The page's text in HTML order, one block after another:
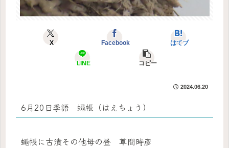
X Facebook はてブ
LINE コピー
2024.06.20
6月20日季語 蠅帳（はえちょう）
蠅帳に古漬その他母の昼 草間時彦